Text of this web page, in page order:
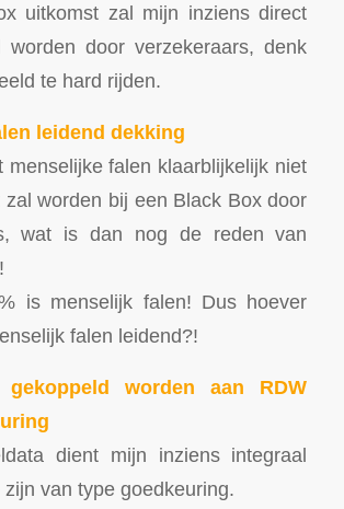
uitkomst zal mijn inziens direct
worden door verzekeraars, denk
te hard rijden.
leidend dekking
menselijke falen klaarblijkelijk niet
zal worden bij een Black Box door
wat is dan nog de reden van
is menselijk falen! Dus hoever
falen leidend?!
gekoppeld worden aan RDW
dient mijn inziens integraal
van type goedkeuring.